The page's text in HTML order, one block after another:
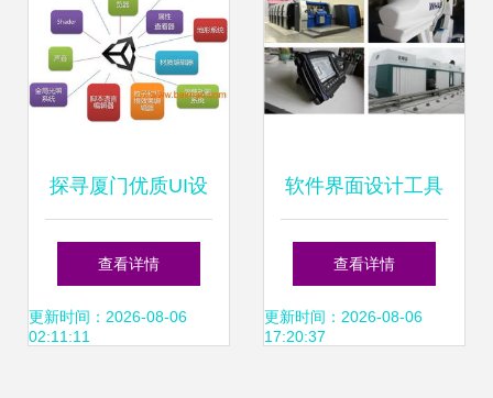
探寻厦门优质UI设
计课程 聚焦江璐教
育，解析数字动漫
查看详情
更新时间：2026-08-06
02:11:11
软件界面设计工具
打造卓越用户体验
的利器
查看详情
更新时间：2026-08-06
17:20:37